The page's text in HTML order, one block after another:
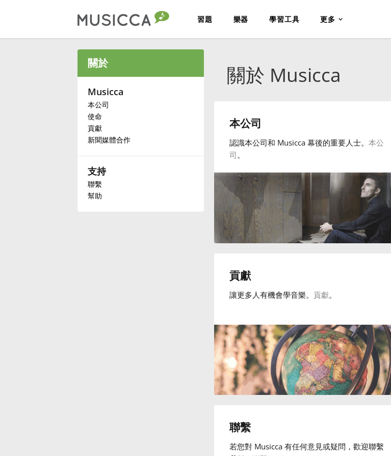
習題 樂器 學習工具 更多
關於
Musicca
本公司
使命
貢獻
新聞媒體合作
支持
聯繫
幫助
關於 Musicca
本公司
認識本公司和 Musicca 幕後的重要人士。 本公
司。
貢獻
讓更多人有機會學音樂。 貢獻。
聯繫
若您對 Musicca 有任何意見或疑問，歡迎聯繫